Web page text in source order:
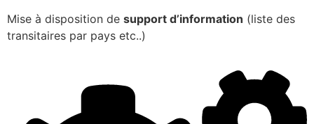
Mise à disposition de support d’information (liste des
transitaires par pays etc..)